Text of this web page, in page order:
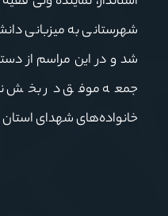
شهرستانی به میزبانی
شد و در این مراسم از
جمعه موفق در بخش
خانواده‌های شهدای استان